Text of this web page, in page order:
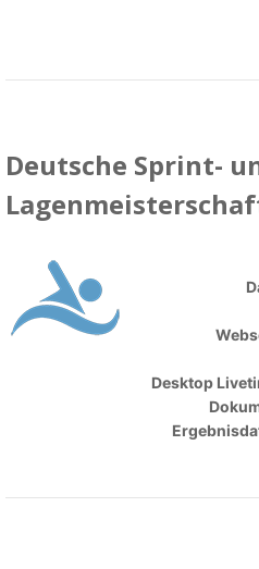
Deutsche Sprint-
Desktop